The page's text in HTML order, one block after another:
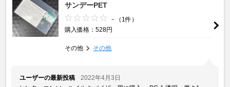
サンデーPET
-
（1件）
購入価格：528円
その他 その他
ユーザーの最新投稿
2022年4月3日